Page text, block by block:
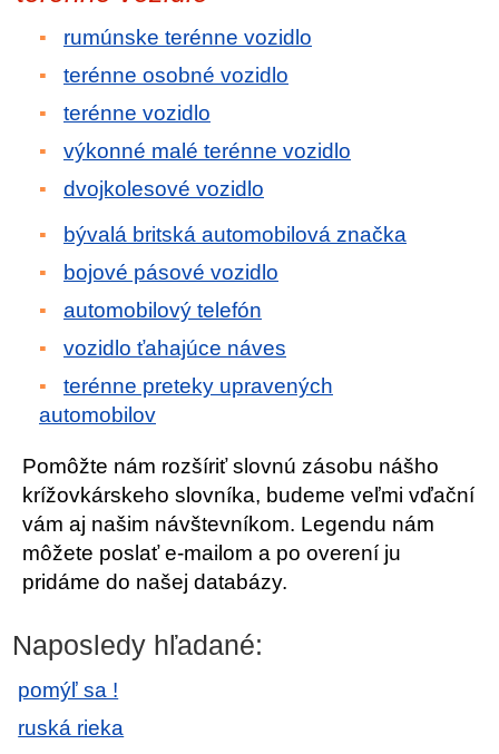
rumúnske terénne vozidlo
terénne osobné vozidlo
terénne vozidlo
výkonné malé terénne vozidlo
dvojkolesové vozidlo
bývalá britská automobilová značka
bojové pásové vozidlo
automobilový telefón
vozidlo ťahajúce náves
terénne preteky upravených
automobilov
Pomôžte nám rozšíriť slovnú zásobu nášho
krížovkárskeho slovníka, budeme veľmi vďační
vám aj našim návštevníkom. Legendu nám
môžete poslať e-mailom a po overení ju
pridáme do našej databázy.
Naposledy hľadané:
pomýľ sa !
ruská rieka